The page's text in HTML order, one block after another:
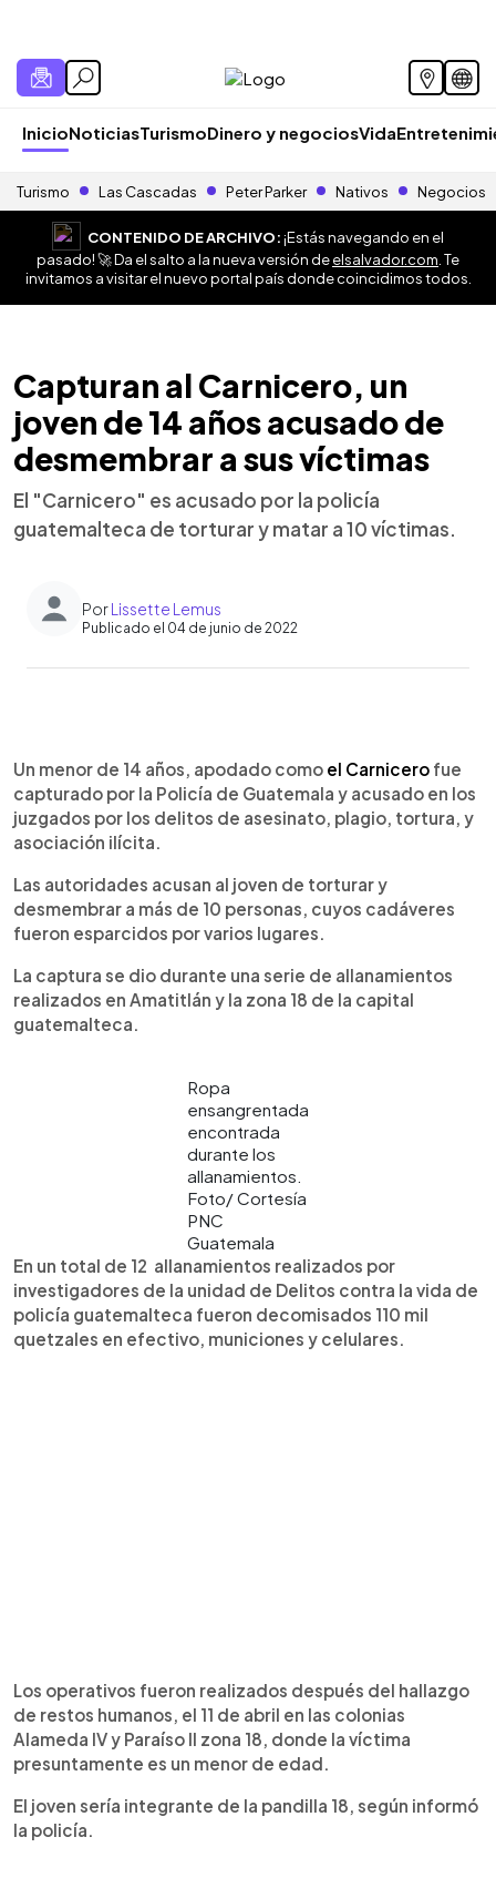
InicioNoticiasTurismoDinero y negociosVida
Turismo Las Cascadas Peter Parker Nativos Negocios
CONTENIDO DE ARCHIVO:¡Estás navegando en el
pasado! 🚀 Da el salto a la nueva versión deelsalvador.com . Te
invitamos a visitar el nuevo portal país donde coincidimos todos.
Capturan al Carnicero, un
joven de 14 años acusado de
desmembrar a sus víctimas
El "Carnicero" es acusado por la policía
guatemalteca de torturar y matar a 10 víctimas.
PorLissette Lemus
Publicado el 04 de junio de 2022
Escuchar artículo
Un menor de 14 años, apodado como el Carnicero fue
capturado por la Policía de Guatemala y acusado en los
juzgados por los delitos de asesinato, plagio, tortura, y
asociación ilícita.
Las autoridades acusan al joven de torturar y
desmembrar a más de 10 personas, cuyos cadáveres
fueron esparcidos por varios lugares.
La captura se dio durante una serie de allanamientos
realizados en Amatitlán y la zona 18 de la capital
guatemalteca.
Ropa
ensangrentada
encontrada
durante los
allanamientos.
Foto/ Cortesía
PNC
Guatemala
En un total de 12 allanamientos realizados por
investigadores de la unidad de Delitos contra la vida de
policía guatemalteca fueron decomisados 110 mil
quetzales en efectivo, municiones y celulares.
Los operativos fueron realizados después del hallazgo
de restos humanos, el 11 de abril en las colonias
Alameda IV y Paraíso II zona 18, donde la víctima
presuntamente es un menor de edad.
El joven sería integrante de la pandilla 18, según informó
la policía.